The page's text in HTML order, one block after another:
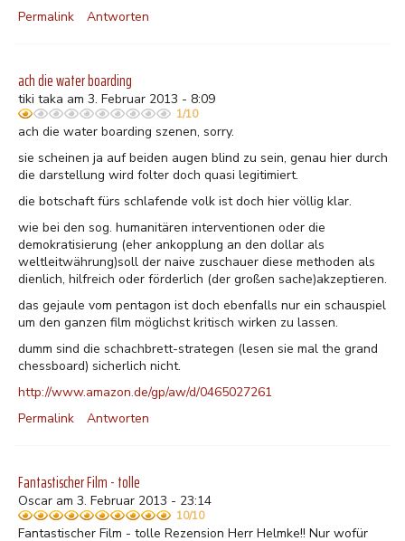
Permalink
Antworten
ach die water boarding
tiki taka am 3. Februar 2013 - 8:09
1/10
ach die water boarding szenen, sorry.
sie scheinen ja auf beiden augen blind zu sein, genau hier durch
die darstellung wird folter doch quasi legitimiert.
die botschaft fürs schlafende volk ist doch hier völlig klar.
wie bei den sog. humanitären interventionen oder die
demokratisierung (eher ankopplung an den dollar als
weltleitwährung)soll der naive zuschauer diese methoden als
dienlich, hilfreich oder förderlich (der großen sache)akzeptieren.
das gejaule vom pentagon ist doch ebenfalls nur ein schauspiel
um den ganzen film möglichst kritisch wirken zu lassen.
dumm sind die schachbrett-strategen (lesen sie mal the grand
chessboard) sicherlich nicht.
http://www.amazon.de/gp/aw/d/0465027261
Permalink
Antworten
Fantastischer Film - tolle
Oscar am 3. Februar 2013 - 23:14
10/10
Fantastischer Film - tolle Rezension Herr Helmke!! Nur wofür